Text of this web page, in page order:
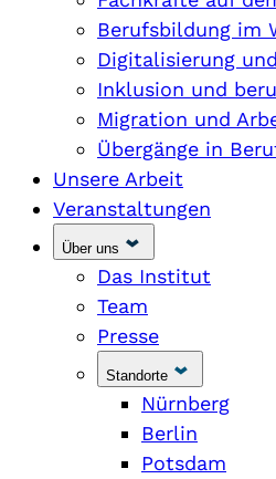
Berufsbildung im
Digitalisierung
Inklusion und
Migration und
Übergänge in
Unsere Arbeit
Veranstaltungen
Über uns
Das Institut
Team
Presse
Standorte
Nürnberg
Berlin
Potsdam